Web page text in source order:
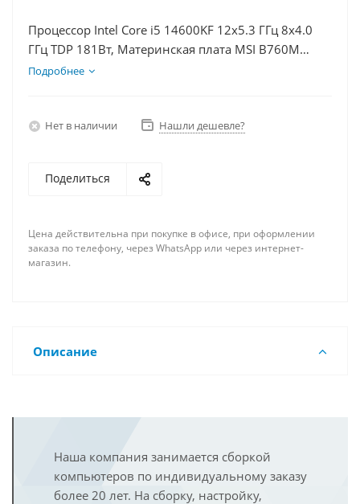
Процессор Intel Core i5 14600KF 12x5.3 ГГц 8x4.0
ГГц TDP 181Вт, Материнская плата MSI B760M
BOMBER WIFI D5, Видеокарта RTX 4070TiS 16Гб,
Подробнее
Нет в наличии Нашли дешевле?
Поделиться
Цена действительна при покупке в офисе, при оформлении
заказа по телефону, через WhatsApp или через интернет-
магазин.
Описание
Наша компания занимается сборкой
компьютеров по индивидуальному заказу
более 20 лет. На сборку, настройку,